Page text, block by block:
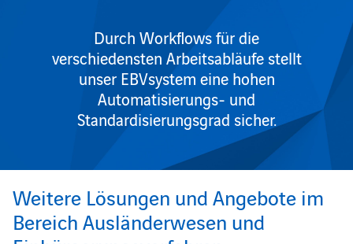
Durch Workflows für die
verschiedensten Arbeitsabläufe stellt
unser EBVsystem eine hohen
Automatisierungs- und
Standardisierungsgrad sicher.
Weitere Lösungen und Angebote im
Bereich Ausländerwesen und